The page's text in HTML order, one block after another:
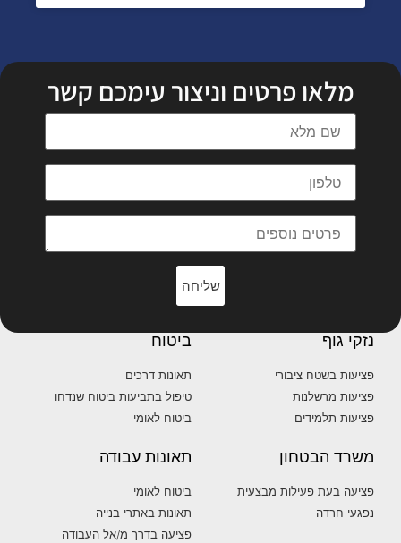
מלאו פרטים וניצור עימכם קשר
שליחה
נזקי גוף
פציעות בשטח ציבורי
פציעות מרשלנות
פציעות תלמידים
ביטוח
תאונות דרכים
טיפול בתביעות ביטוח שנדחו
ביטוח לאומי
משרד הבטחון
פציעה בעת פעילות מבצעית
נפגעי חרדה
תאונות עבודה
ביטוח לאומי
תאונות באתרי בנייה
פציעה בדרך מ/אל העבודה